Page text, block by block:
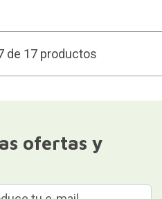
de 17 productos
ofertas y